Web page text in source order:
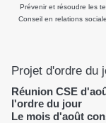
Prévenir et résoudre les
Conseil en relations
Projet d'ordre du
Réunion CSE
l'ordre du jour
Le mois d'août